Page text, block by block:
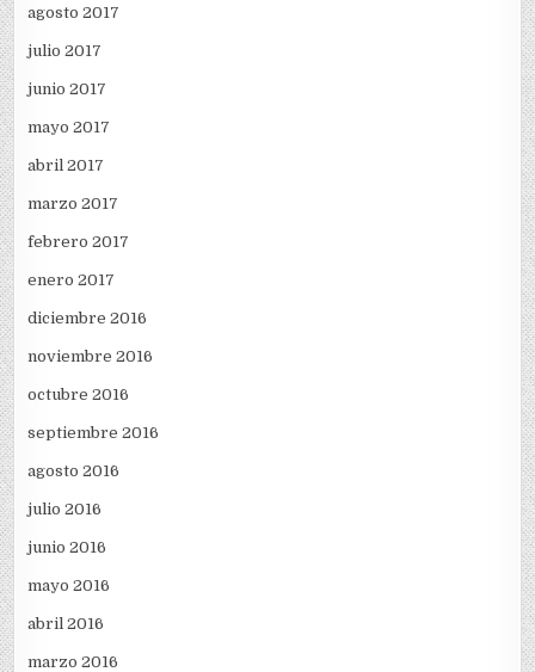
agosto 2017
julio 2017
junio 2017
mayo 2017
abril 2017
marzo 2017
febrero 2017
enero 2017
diciembre 2016
noviembre 2016
octubre 2016
septiembre 2016
agosto 2016
julio 2016
junio 2016
mayo 2016
abril 2016
marzo 2016